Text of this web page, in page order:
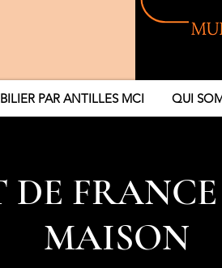
PAR ANTILLES MCI QUI
DE
MAISON